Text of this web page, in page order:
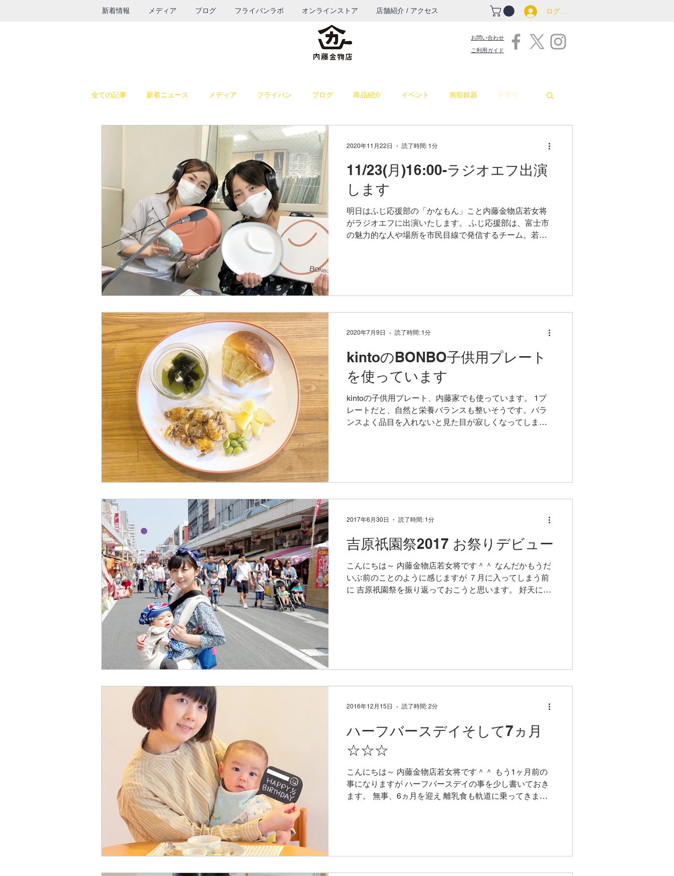
新着情報 メディア ブログ フライパンラボ オンラインストア 店舗紹介 / アクセス ログイン
お問い合わせ
ご利用ガイド
全ての記事 新着ニュース メディア フライパン ブログ 商品紹介 イベント 南部鉄器 子育て
テレビ出演 料理 雑感 お菓子作り
グルメ うつわ ブログ（TOP表示） コーヒー 餅つき道具 包丁 お釜
インスタライブ 給食器具 納品 若旦那の課外活動 出店
11/23(月)16:00-ラジオエフ出演
します
明日はふじ応援部の「かなもん」こと内藤金物店若女将
がラジオエフに出演いたします。 ふじ応援部は、富士市
の魅力的な人や場所を市民目線で発信するチーム。若女
2020年11月22日 読了時間: 1分
kintoのBONBO子供用プレート
を使っています
kintoの子供用プレート、内藤家でも使っています。 1プ
レートだと、自然と栄養バランスも整いそうです。バラ
ンスよく品目を入れないと見た目が寂しくなってしまい
2020年7月9日 読了時間: 1分
吉原祇園祭2017 お祭りデビュー
こんにちは～ 内藤金物店若女将です＾＾ なんだかもうだ
いぶ前のことのように感じますが ７月に入ってしまう前
に 吉原祇園祭を振り返っておこうと思います。 好天に恵
2017年6月30日 読了時間: 1分
ハーフバースデイそして7ヵ月
☆☆☆
こんにちは～ 内藤金物店若女将です＾＾ もう1ヶ月前の
事になりますが ハーフバースデイの事を少し書いておき
ます。 無事、6ヵ月を迎え 離乳食も軌道に乗ってきまし
2016年12月15日 読了時間: 2分